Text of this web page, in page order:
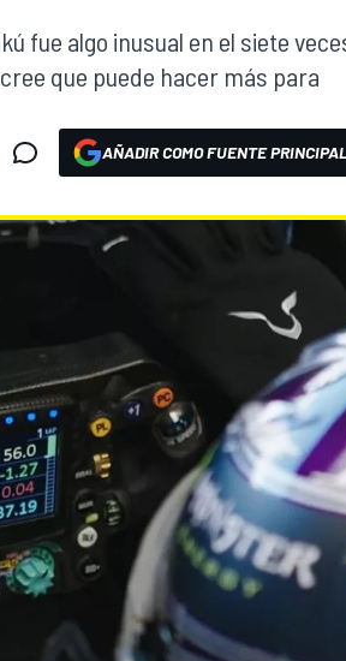
fue algo inusual en el siete
que puede hacer más para
AÑADIR COMO FUENTE